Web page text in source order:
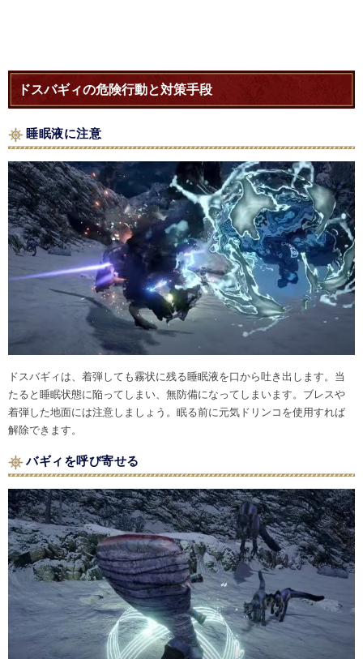
ドスバギィの危険行動と対策手段
睡眠液に注意
ドスバギィは、着弾しても霧状に残る睡眠液を口から吐き出します。当
たると睡眠状態に陥ってしまい、無防備になってしまいます。ブレスや
着弾した地面には注意しましょう。眠る前に元気ドリンコを使用すれば
解除できます。
バギィを呼び寄せる